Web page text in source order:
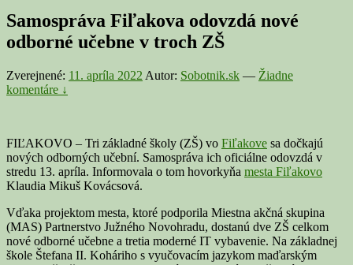
Samospráva Fiľakova odovzdá nové
odborné učebne v troch ZŠ
Zverejnené: 11. apríla 2022 Autor: Sobotnik.sk — Žiadne
komentáre ↓
FIĽAKOVO – Tri základné školy (ZŠ) vo Fiľakove sa dočkajú
nových odborných učební. Samospráva ich oficiálne odovzdá v
stredu 13. apríla. Informovala o tom hovorkyňa mesta Fiľakovo
Klaudia Mikuš Kovácsová.
Vďaka projektom mesta, ktoré podporila Miestna akčná skupina
(MAS) Partnerstvo Južného Novohradu, dostanú dve ZŠ celkom
nové odborné učebne a tretia moderné IT vybavenie. Na základnej
škole Štefana II. Koháriho s vyučovacím jazykom maďarským